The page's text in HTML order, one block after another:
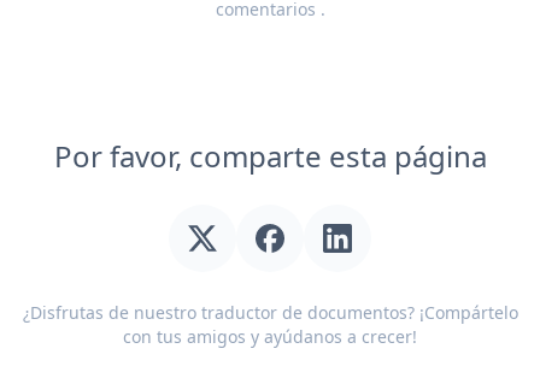
comentarios .
Por favor, comparte esta página
¿Disfrutas de nuestro traductor de documentos? ¡Compártelo
con tus amigos y ayúdanos a crecer!